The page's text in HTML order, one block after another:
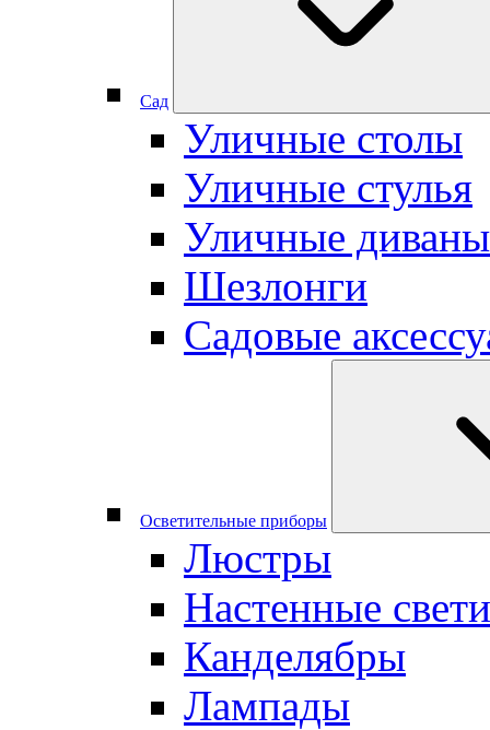
Сад
Уличные столы
Уличные стулья
Уличные диваны
Шезлонги
Садовые
Осветительные приборы
Люстры
Настенные
Канделябры
Лампады